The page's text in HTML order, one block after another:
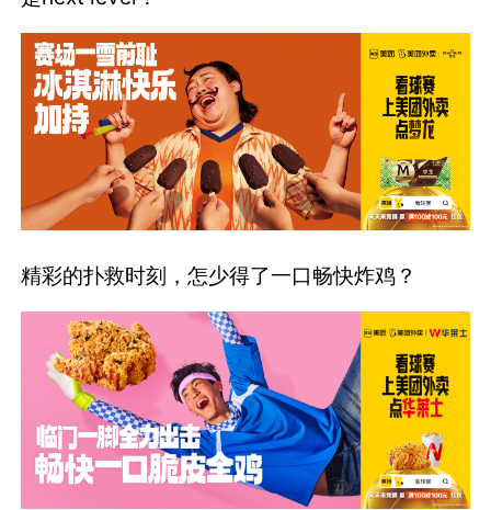
精彩的扑救时刻，怎少得了一口畅快炸鸡？